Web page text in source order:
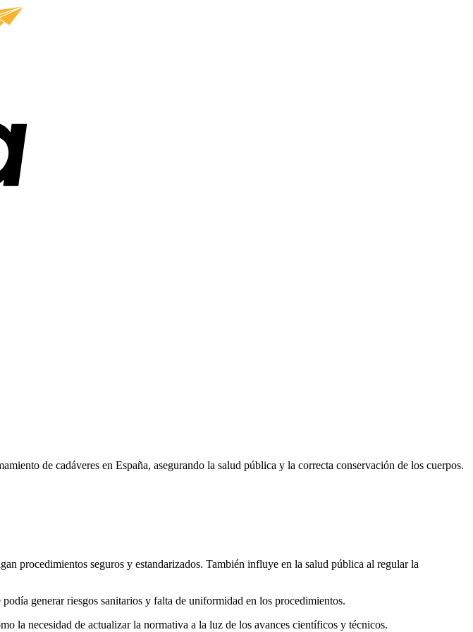
de cadáveres en España, asegurando la salud pública y la correcta conservación de los cuerpos.
procedimientos seguros y estandarizados. También influye en la salud pública al regular la
generar riesgos sanitarios y falta de uniformidad en los procedimientos.
la necesidad de actualizar la normativa a la luz de los avances científicos y técnicos.